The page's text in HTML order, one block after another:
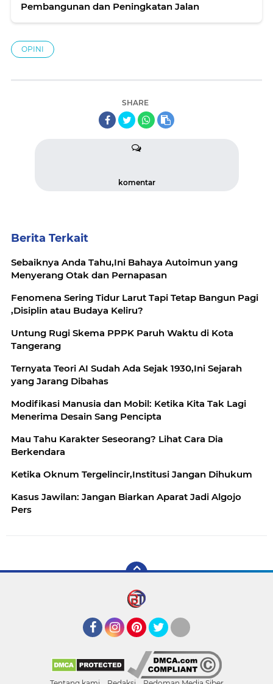
Pembangunan dan Peningkatan Jalan
OPINI
SHARE
komentar
Berita Terkait
Sebaiknya Anda Tahu,Ini Bahaya Autoimun yang
Menyerang Otak dan Pernapasan
Fenomena Sering Tidur Larut Tapi Tetap Bangun Pagi
,Disiplin atau Budaya Keliru?
Untung Rugi Skema PPPK Paruh Waktu di Kota
Tangerang
Ternyata Teori AI Sudah Ada Sejak 1930,Ini Sejarah
yang Jarang Dibahas
Modifikasi Manusia dan Mobil: Ketika Kita Tak Lagi
Menerima Desain Sang Pencipta
Mau Tahu Karakter Seseorang? Lihat Cara Dia
Berkendara
Ketika Oknum Tergelincir,Institusi Jangan Dihukum
Kasus Jawilan: Jangan Biarkan Aparat Jadi Algojo
Pers